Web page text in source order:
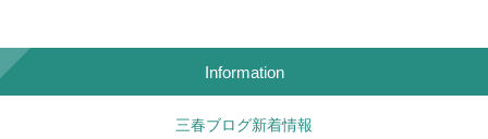
Information
三春ブログ新着情報